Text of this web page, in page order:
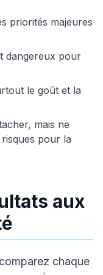
priorités majeures
dangereux pour
le goût et la
mais ne
pour la
aux
chaque